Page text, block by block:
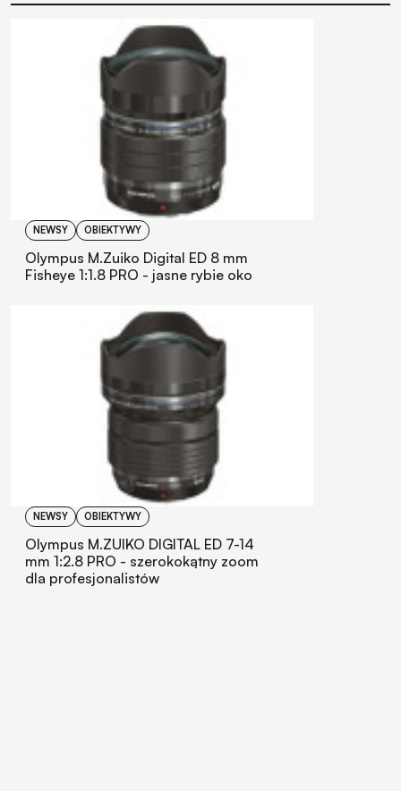
NEWSY OBIEKTYWY
Olympus M.Zuiko Digital ED 8 mm
Fisheye 1:1.8 PRO - jasne rybie oko
NEWSY OBIEKTYWY
Olympus M.ZUIKO DIGITAL ED 7-14
mm 1:2.8 PRO - szerokokątny zoom
dla profesjonalistów